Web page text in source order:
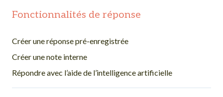
Fonctionnalités de réponse
Créer une réponse pré-enregistrée
Créer une note interne
Répondre avec l’aide de l’intelligence artificielle